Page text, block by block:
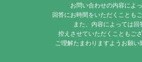
お問い合わせの内容によ
回答にお時間をいただくこともご
また、内容によっては回
控えさせていただくこともござ
ご理解たまわりますようお願い